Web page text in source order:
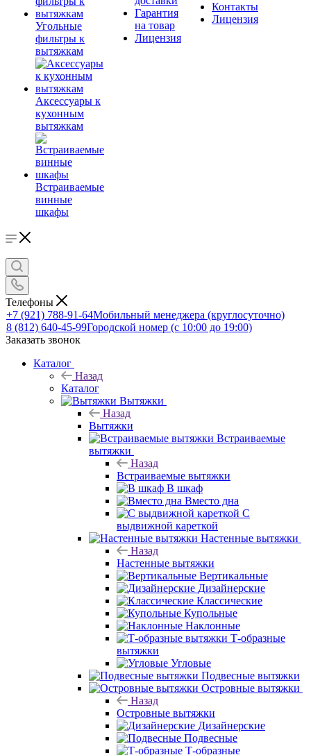
Угольные
фильтры к
вытяжкам
Аксессуары к
кухонным
вытяжкам
Встраиваемые
винные
шкафы
Гарантия
на товар
Лицензия
Контакты
Лицензия
Телефоны
+7 (921) 788-91-64Мобильный менеджера (круглосуточно)
8 (812) 640-45-99Городской номер (с 10:00 до 19:00)
Заказать звонок
Каталог
Назад
Каталог
Вытяжки
Назад
Вытяжки
Встраиваемые
вытяжки
Назад
Встраиваемые вытяжки
В шкаф
Вместо дна
С
выдвижной кареткой
Настенные вытяжки
Назад
Настенные вытяжки
Вертикальные
Дизайнерские
Классические
Купольные
Наклонные
Т-образные
вытяжки
Угловые
Подвесные вытяжки
Островные вытяжки
Назад
Островные вытяжки
Дизайнерские
Подвесные
Т-образные